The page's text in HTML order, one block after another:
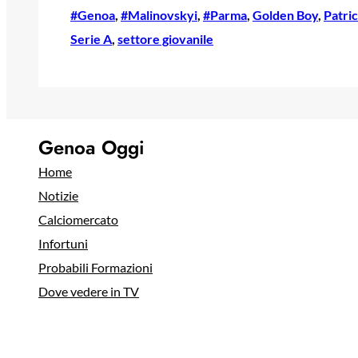
#Genoa, #Malinovskyi, #Parma, Golden Boy,
Serie A, settore giovanile
Genoa Oggi
Home
Notizie
Calciomercato
Infortuni
Probabili Formazioni
Dove vedere in TV